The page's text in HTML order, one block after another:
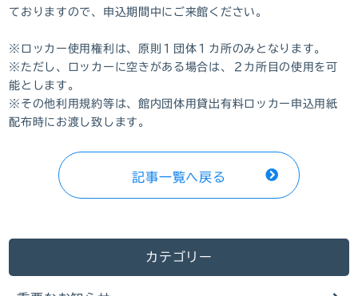
ておりますので、申込期間中にご来館ください。
※ロッカー使用権利は、原則１団体１カ所のみとなります。
※ただし、ロッカーに空きがある場合は、２カ所目の使用を可
能とします。
※その他利用規約等は、館内団体用貸出有料ロッカー申込用紙
配布時にお渡し致します。
記事一覧へ戻る
カテゴリー